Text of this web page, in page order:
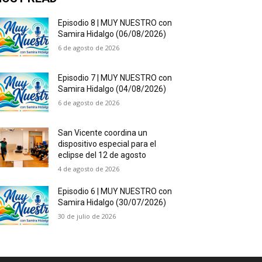
Episodio 8 | MUY NUESTRO con
Samira Hidalgo (06/08/2026)
6 de agosto de 2026
Episodio 7 | MUY NUESTRO con
Samira Hidalgo (04/08/2026)
6 de agosto de 2026
San Vicente coordina un
dispositivo especial para el
eclipse del 12 de agosto
4 de agosto de 2026
Episodio 6 | MUY NUESTRO con
Samira Hidalgo (30/07/2026)
30 de julio de 2026